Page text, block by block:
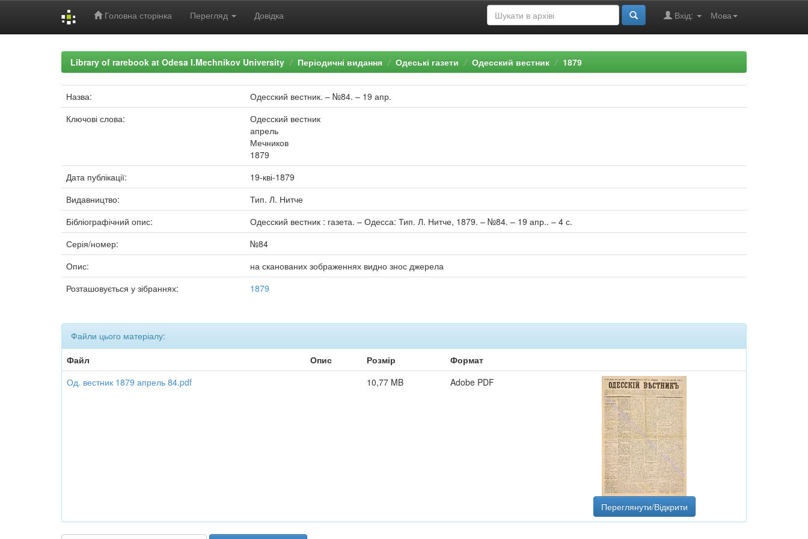
Головна сторінка Перегляд Довідка Мова
Вхід:
Library of rarebook at Odesa I.Mechnikov University Періодичні видання Одеські газети Одесский вестник 1879
Назва:
Одесский вестник. – №84. – 19 апр.
Ключові слова:
Одесский вестник
апрель
Мечников
1879
Дата публікації:
19-кві-1879
Видавництво:
Тип. Л. Нитче
Бібліографічний опис:
Одесский вестник : газета. – Одесса: Тип. Л. Нитче, 1879. – №84. – 19 апр.. – 4 с.
Серія/номер:
№84
Опис:
на сканованих зображеннях видно знос джерела
Розташовується у зібраннях:
1879
Файли цього матеріалу:
Файл
Опис Розмір
Формат
Од. вестник 1879 апрель 84.pdf
10,77 MB Adobe PDF
Переглянути/Відкрити